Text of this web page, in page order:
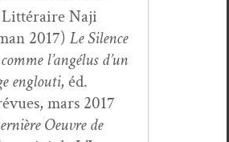
Naji
2017) Le Silence
l’angélus d’un
englouti, éd.
mars 2017
Oeu­vre de